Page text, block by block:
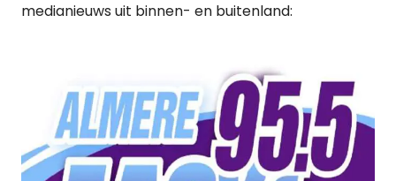
medianieuws uit binnen- en buitenland: